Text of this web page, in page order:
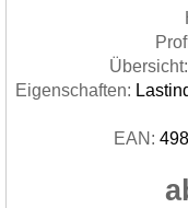
Übersicht:
Eigenschaften:
EAN: